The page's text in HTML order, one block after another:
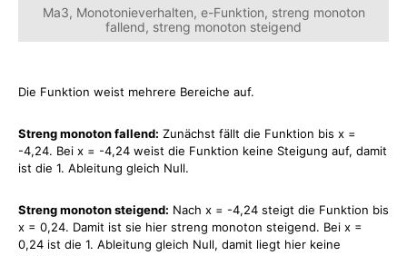
Ma3, Monotonieverhalten, e-Funktion, streng monoton
fallend, streng monoton steigend
Die Funktion weist mehrere Bereiche auf.
Streng monoton fallend: Zunächst fällt die Funktion bis x =
-4,24. Bei x = -4,24 weist die Funktion keine Steigung auf, damit
ist die 1. Ableitung gleich Null.
Streng monoton steigend: Nach x = -4,24 steigt die Funktion bis
x = 0,24. Damit ist sie hier streng monoton steigend. Bei x =
0,24 ist die 1. Ableitung gleich Null, damit liegt hier keine